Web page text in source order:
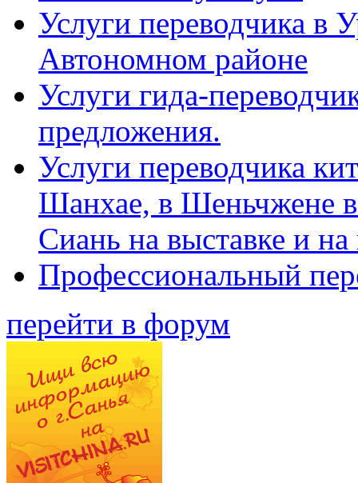
Услуги переводчика в
Автономном районе
Услуги гида-
предложения.
Услуги переводчика
Шанхае, в Шеньчжене
Сиань на выставке и
Профессиональный
перейти в форум